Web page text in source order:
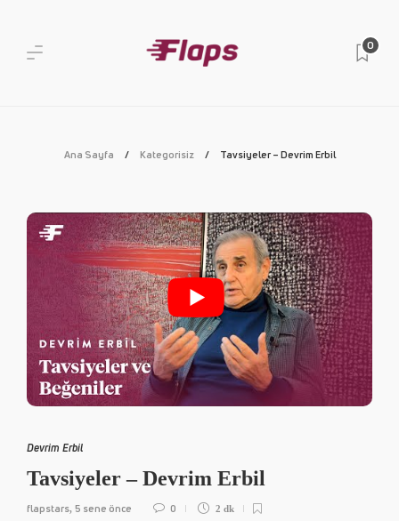
0
Ana Sayfa Kategorisiz Tavsiyeler – Devrim Erbil
Devrim Erbil
Tavsiyeler – Devrim Erbil
flapstars, 5 sene önce 0 2 dk